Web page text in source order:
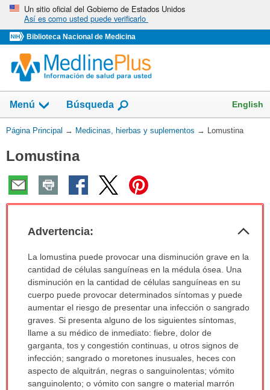
Omita
vaya
al
Contenido
Un sitio oficial del Gobierno de Estados Unidos
Así es como usted puede verificarlo
Biblioteca Nacional de Medicina
Menú
Mostrar
campo
de
Búsqueda English
Usted
aquí:
Página Principal → Medicinas, hierbas y suplementos → Lomustina
Lomustina
Advertencia:
Advertencia:
sido
extendido.
La lomustina puede provocar una disminución grave en la
cantidad de células sanguíneas en la médula ósea. Una
disminución en la cantidad de células sanguíneas en su
cuerpo puede provocar determinados síntomas y puede
aumentar el riesgo de presentar una infección o sangrado
graves. Si presenta alguno de los siguientes síntomas,
llame a su médico de inmediato: fiebre, dolor de
garganta, tos y congestión continuas, u otros signos de
infección; sangrado o moretones inusuales, heces con
aspecto de alquitrán, negras o sanguinolentas; vómito
sanguinolento; o vómito con sangre o material marrón